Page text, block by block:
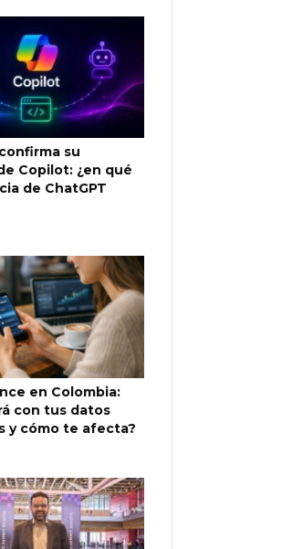
su
Copilot: ¿en qué
de ChatGPT
en Colombia:
con tus datos
y cómo te afecta?